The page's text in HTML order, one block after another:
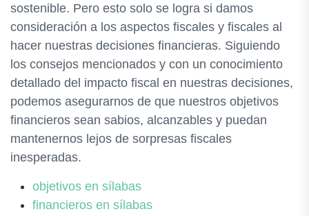
sostenible. Pero esto solo se logra si damos
consideración a los aspectos fiscales y fiscales al
hacer nuestras decisiones financieras. Siguiendo
los consejos mencionados y con un conocimiento
detallado del impacto fiscal en nuestras decisiones,
podemos asegurarnos de que nuestros objetivos
financieros sean sabios, alcanzables y puedan
mantenernos lejos de sorpresas fiscales
inesperadas.
objetivos en sílabas
financieros en sílabas